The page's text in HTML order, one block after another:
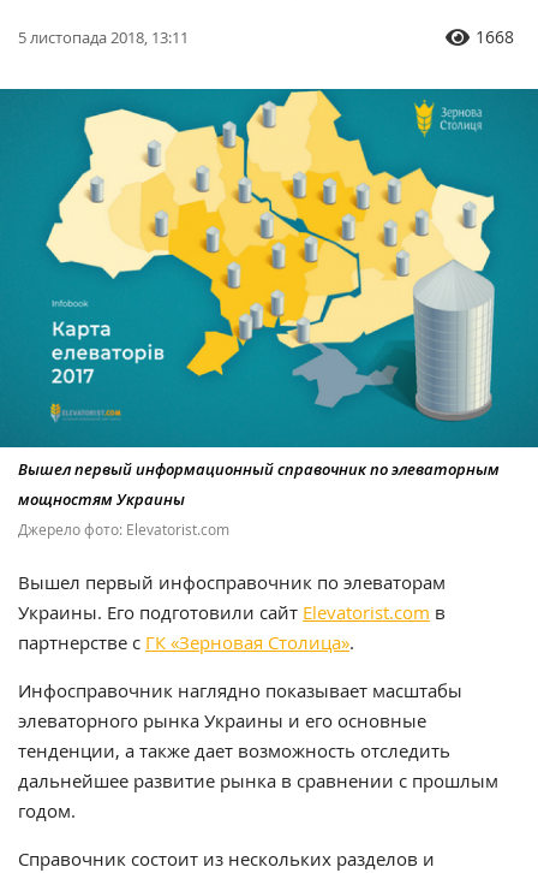
5 листопада 2018, 13:11 1668
Вышел первый информационный справочник по элеваторным
мощностям Украины
Джерело фото: Elevatorist.com
Вышел первый инфосправочник по элеваторам
Украины. Его подготовили сайт Elevatorist.com в
партнерстве с ГК «Зерновая Столица».
Инфосправочник наглядно показывает масштабы
элеваторного рынка Украины и его основные
тенденции, а также дает возможность отследить
дальнейшее развитие рынка в сравнении с прошлым
годом.
Справочник состоит из нескольких разделов и